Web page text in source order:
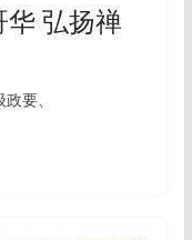
弘扬禅
要、